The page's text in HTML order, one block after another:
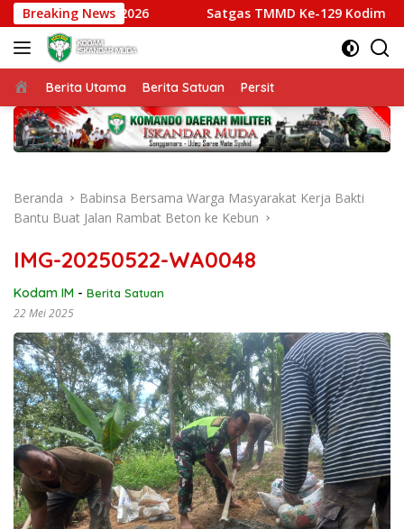
Langsung
ke
konten
Breaking News
IM Cup 2026 Satgas TMMD Ke-129 Kodim 0102/
Beranda
Berita Utama Berita Satuan Persit
Beranda
Babinsa Bersama Warga Masyarakat Kerja Bakti
Bantu Buat Jalan Rambat Beton ke Kebun
IMG-20250522-WA0048
Kodam IM - Berita Satuan
22 Mei 2025